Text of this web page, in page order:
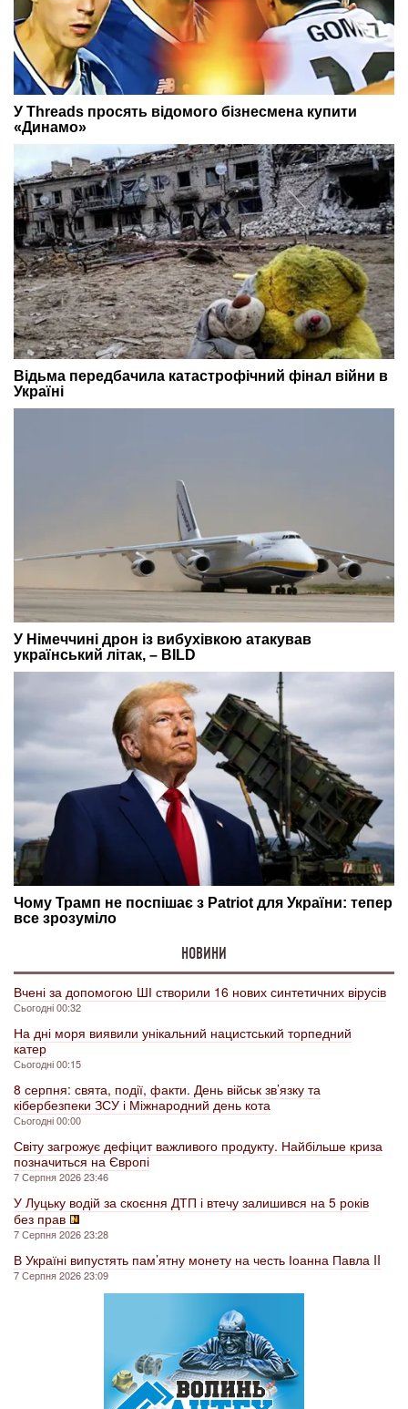
НОВИНИ
Вчені за допомогою ШІ створили 16 нових синтетичних вірусів
Сьогодні 00:32
На дні моря виявили унікальний нацистський торпедний
катер
Сьогодні 00:15
8 серпня: свята, події, факти. День військ зв’язку та
кібербезпеки ЗСУ і Міжнародний день кота
Сьогодні 00:00
Світу загрожує дефіцит важливого продукту. Найбільше криза
позначиться на Європі
7 Серпня 2026 23:46
У Луцьку водій за скоєння ДТП і втечу залишився на 5 років
без прав
7 Серпня 2026 23:28
В Україні випустять пам’ятну монету на честь Іоанна Павла II
7 Серпня 2026 23:09